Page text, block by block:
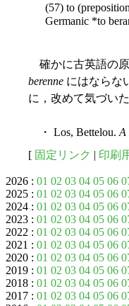
(57) to
Germanic *to
確かに古英語の
berenne にはならな
に，改めて気づいた
・ Los, Bettelou. A
[ 固定リンク | 印刷
2026 : 01 02 03 04 05 06
2025 : 01 02 03 04 05 06
2024 : 01 02 03 04 05 06
2023 : 01 02 03 04 05 06
2022 : 01 02 03 04 05 06
2021 : 01 02 03 04 05 06
2020 : 01 02 03 04 05 06
2019 : 01 02 03 04 05 06
2018 : 01 02 03 04 05 06
2017 : 01 02 03 04 05 06